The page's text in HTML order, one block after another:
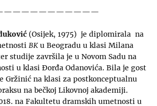
(Osijek, 1975) je diplomirala na
BKu Beogradu u klasi Milana
studije završila je u Novom Sadu na
u klasi Đorđa Odanovića. Bila je gost
Gržinić na klasi za postkonceptualnu
na bečkoj Likovnoj akademiji.
na Fakultetu dramskih umetnosti u